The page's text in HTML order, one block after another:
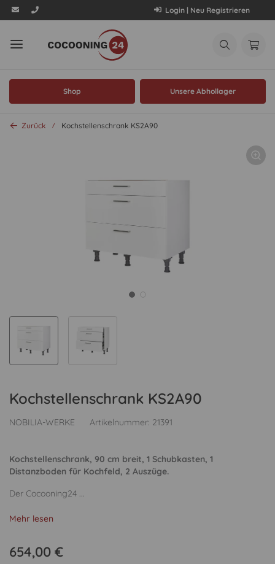
Login | Neu Registrieren
Shop Unsere Abhollager
Zurück Kochstellenschrank KS2A90
Kochstellenschrank KS2A90
NOBILIA-WERKE Artikelnummer: 21391
Kochstellenschrank, 90 cm breit, 1 Schubkasten, 1
Distanzboden für Kochfeld, 2 Auszüge.
Der Cocooning24 ...
Mehr lesen
654,00 €